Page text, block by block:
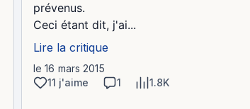
prévenus.
Ceci étant dit, j'ai...
Lire la critique
le 16 mars 2015
11 j'aime
1 1.8K